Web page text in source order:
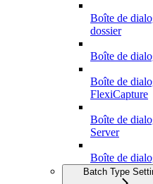
Boîte de
dossier
Boîte de
Boîte de
FlexiCapture
Boîte de
Server
Boîte de
Batch Type